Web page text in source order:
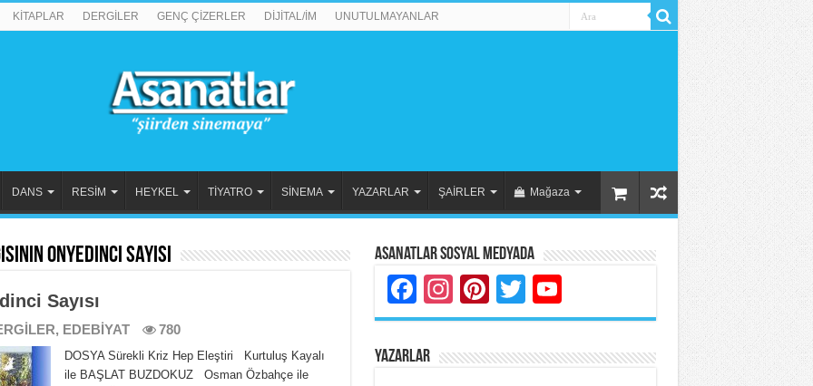
KİTAPLAR DERGİLER GENÇ ÇİZERLER DİJİTAL/İM UNUTULMAYANLAR
DANS RESİM HEYKEL TİYATRO SİNEMA YAZARLAR ŞAİRLER Mağaza
Onyedinci Sayısı
Sayısı
, EDEBİYAT 780
DOSYA Sürekli Kriz Hep Eleştiri Kurtuluş Kayalı
ile BAŞLAT BUZDOKUZ Osman Özbahçe ile
Asanatlar Sosyal Medyada
Facebook
Instagram
Pinterest
Twitter
YAZARLAR